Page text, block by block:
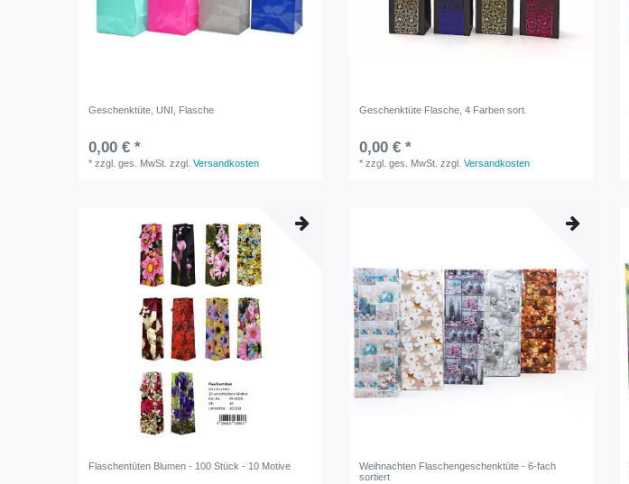
Geschenktüte, UNI, Flasche
0,00 € *
*zzgl. ges. MwSt. zzgl.Versandkosten
Geschenktüte Flasche, 4 Farben sort.
0,00 € *
*zzgl. ges. MwSt. zzgl.Versandkosten
Flaschentüten Blumen - 100 Stück - 10 Motive
Weihnachten Flaschengeschenktüte - 6-fach
sortiert